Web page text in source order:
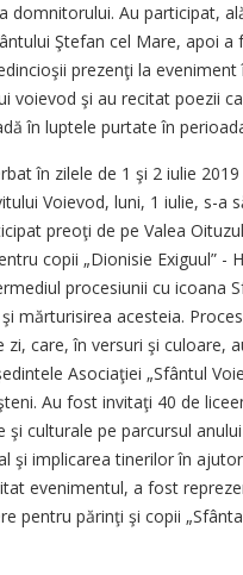
Au participat,
Ştefan cel Mare, apoi a
prezenţi la
voievod şi au recitat poezii
în luptele purtate în
în zilele de 1 şi 2 iulie
Voievod, luni, 1 iulie, s-a
preoţi de pe Valea
copii „Dionisie Exiguul” -
procesiunii cu icoana
mărturisirea acesteia.
care, în versuri şi culoare,
Asociaţiei „Sfântul
Au fost invitaţi 40 de
culturale pe parcursul
şi implicarea tinerilor în
evenimentul, a fost
pentru părinţi şi copii